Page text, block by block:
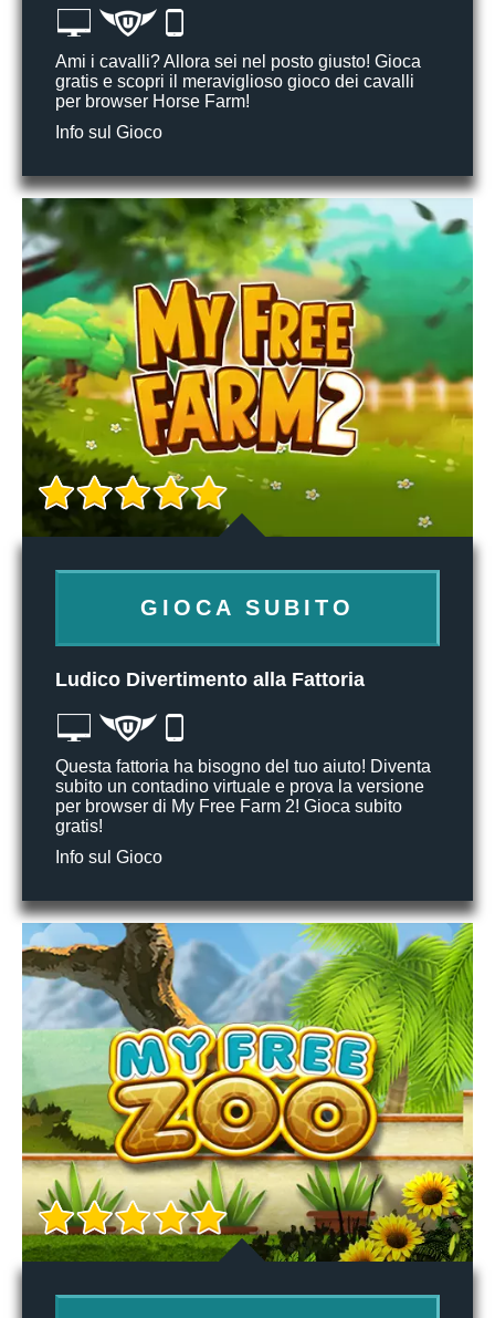
Ami i cavalli? Allora sei nel posto giusto! Gioca
gratis e scopri il meraviglioso gioco dei cavalli
per browser Horse Farm!
Info sul Gioco
GIOCA SUBITO
Ludico Divertimento alla Fattoria
Questa fattoria ha bisogno del tuo aiuto! Diventa
subito un contadino virtuale e prova la versione
per browser di My Free Farm 2! Gioca subito
gratis!
Info sul Gioco